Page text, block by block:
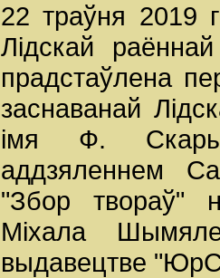
22 траўня 2019
Лідскай
прадстаўлена
заснаванай
імя Ф.
аддзяленнем
"Збор твораў"
Міхала
выдавецтве